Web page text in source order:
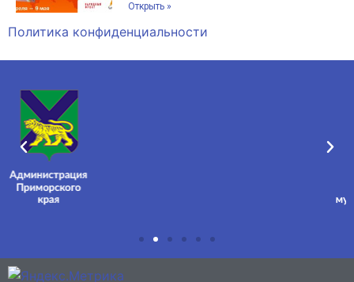
Открыть »
Политика конфиденциальности